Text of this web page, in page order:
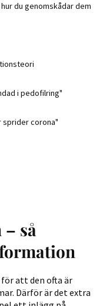
du genomskådar dem
i pedofilring"
sprider corona"
så
att den ofta är
Därför är det extra